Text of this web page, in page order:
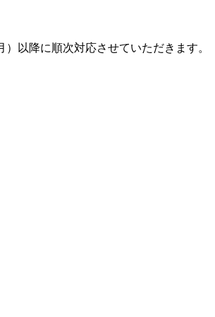
以降に順次対応させていただきます。